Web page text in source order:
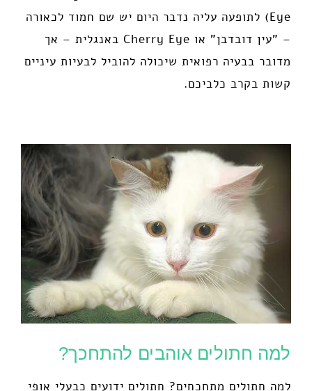
Eye) לתופעה עליה נדבר היום יש שם חמוד לכאורה
– "עין דובדבן" או Cherry Eye באנגלית – אך
מדובר בבעיה רפואית שיכולה להוביל לבעיות עיניים
קשות בקרב כלביכם.
למה חתולים אוהבים להתחכך?
למה חתולים מתחכחים? חתולים ידועים כבעלי אופי